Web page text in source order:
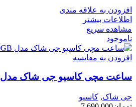
افزودن به علاقه مندی
اطلاعات بیشتر
مشاهده سریع
ناموجود
افزودن به مقایسه
ساعت مچی کاسیو جی شاک مدل GA-4000GB
جی شاک, کاسیو